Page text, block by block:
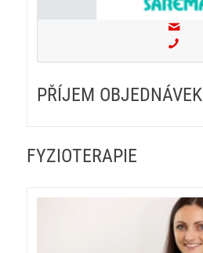
PŘÍJEM OBJEDNÁVEK
FYZIOTERAPIE